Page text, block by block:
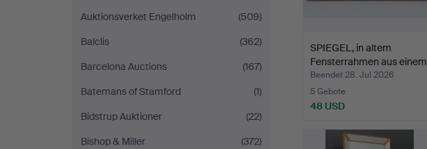
Auktionsverket Engelholm
(509)
Balclis
(362)
Barcelona Auctions
(167)
Batemans of Stamford
(1)
Bidstrup Auktioner
(22)
Bishop & Miller
(372)
SPIEGEL, in altem
Fensterrahmen aus einem
…
Beendet 28. Jul 2026
5 Gebote
48 USD